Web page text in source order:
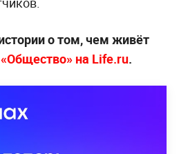
о том, чем живёт
на Life.ru.